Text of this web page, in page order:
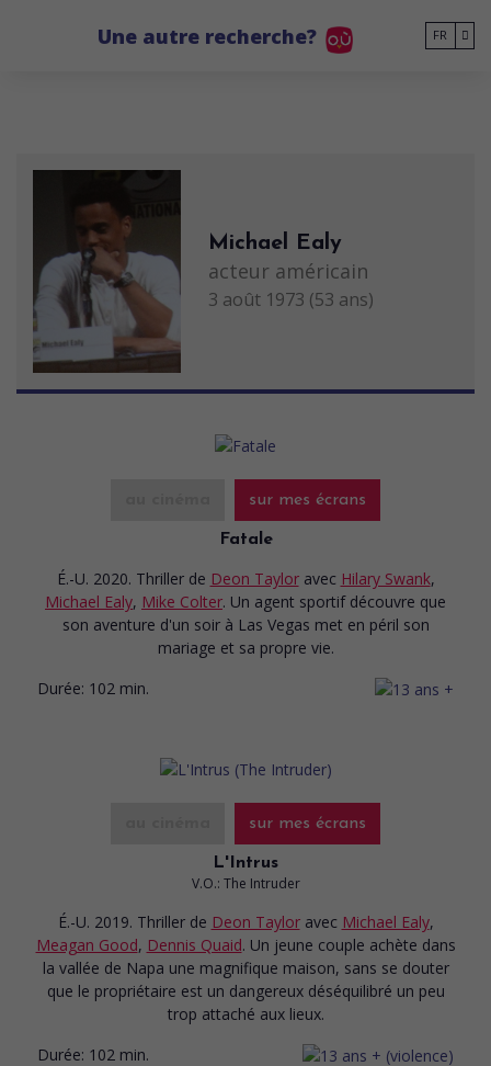
Une autre recherche? FR
Michael Ealy
acteur américain
3 août 1973 (53 ans)
sur mes écrans
Fatale
É.-U. 2020. Thriller de Deon Taylor avec Hilary Swank,
Michael Ealy, Mike Colter. Un agent sportif découvre que
son aventure d'un soir à Las Vegas met en péril son
mariage et sa propre vie.
Durée: 102 min.
sur mes écrans
L'Intrus
V.O.: The Intruder
É.-U. 2019. Thriller de Deon Taylor avec Michael Ealy,
Meagan Good, Dennis Quaid. Un jeune couple achète dans
la vallée de Napa une magnifique maison, sans se douter
que le propriétaire est un dangereux déséquilibré un peu
trop attaché aux lieux.
Durée: 102 min.